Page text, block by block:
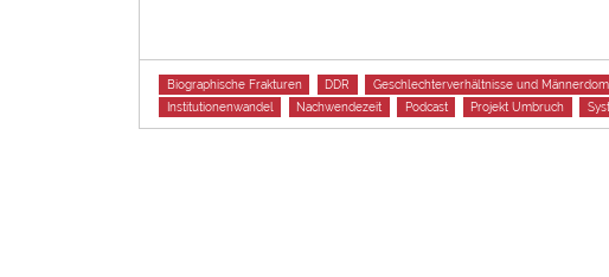
Tags
Biographische Frakturen DDR Geschlechterverhältnisse und
Institutionenwandel
Nachwendezeit Podcast Projekt Umbruch